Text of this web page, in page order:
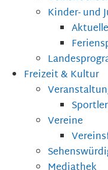
Kinder- und
Freizeit & Kultur
Vereine